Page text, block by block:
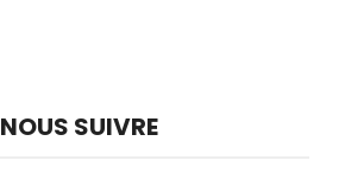
NOUS SUIVRE